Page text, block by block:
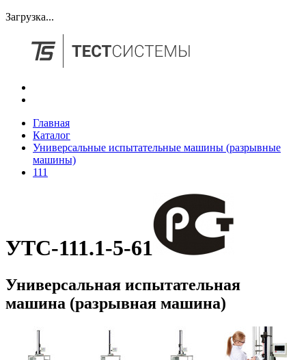
Загрузка...
Главная
Каталог
Универсальные испытательные машины (разрывные
машины)
111
УТС-111.1-5-61
Универсальная испытательная
машина (разрывная машина)